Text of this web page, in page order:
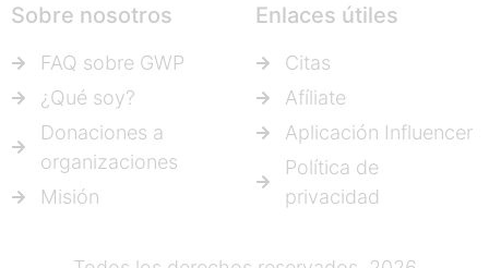
Sobre nosotros
FAQ sobre GWP
¿Qué soy?
Donaciones a
organizaciones
Misión
Enlaces útiles
Citas
Afíliate
Aplicación Influencer
Política de
privacidad